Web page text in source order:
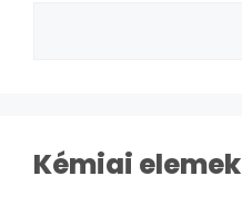
Kémiai elemek